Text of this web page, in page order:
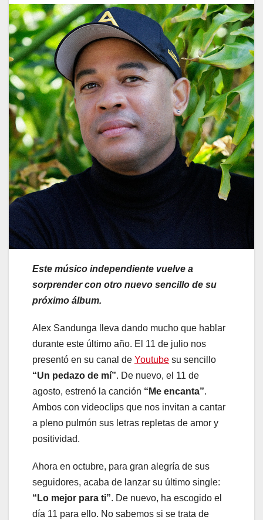
Este músico independiente vuelve a
sorprender con otro nuevo sencillo de su
próximo álbum.
Alex Sandunga lleva dando mucho que hablar
durante este último año. El 11 de julio nos
presentó en su canal de Youtube su sencillo
“Un pedazo de mí”. De nuevo, el 11 de
agosto, estrenó la canción “Me encanta”.
Ambos con videoclips que nos invitan a cantar
a pleno pulmón sus letras repletas de amor y
positividad.
Ahora en octubre, para gran alegría de sus
seguidores, acaba de lanzar su último single:
“Lo mejor para ti”. De nuevo, ha escogido el
día 11 para ello. No sabemos si se trata de